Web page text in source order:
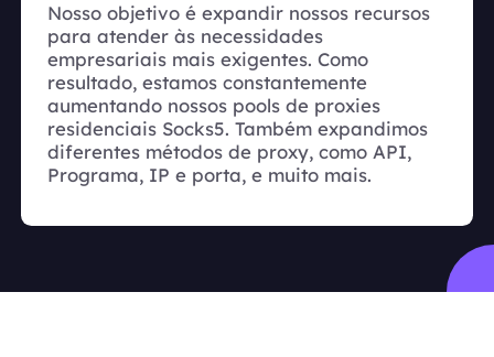
Nosso objetivo é expandir nossos recursos
para atender às necessidades
empresariais mais exigentes. Como
resultado, estamos constantemente
aumentando nossos pools de proxies
residenciais Socks5. Também expandimos
diferentes métodos de proxy, como API,
Programa, IP e porta, e muito mais.